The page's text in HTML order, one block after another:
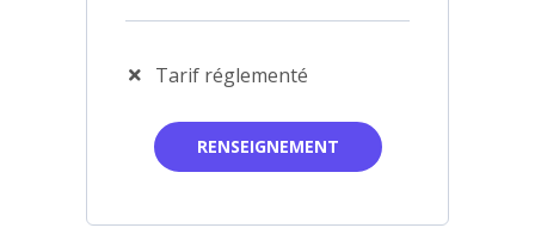
Tarif réglementé
RENSEIGNEMENT